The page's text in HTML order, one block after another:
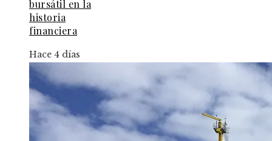
bursátil en la
historia
financiera
Hace 4 días